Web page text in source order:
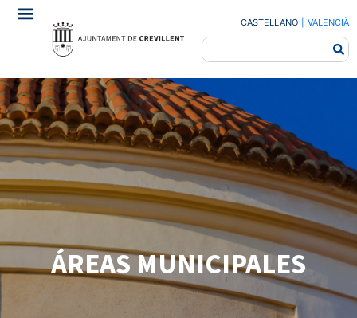
CASTELLANO VALENCIÀ
ÁREAS MUNICIPALES